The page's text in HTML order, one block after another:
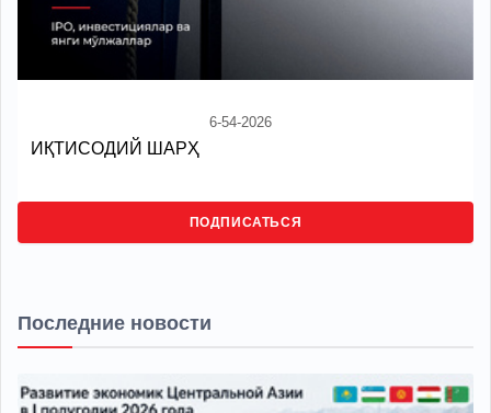
6-54-2026
ИҚТИСОДИЙ ШАРҲ
ПОДПИСАТЬСЯ
Последние новости